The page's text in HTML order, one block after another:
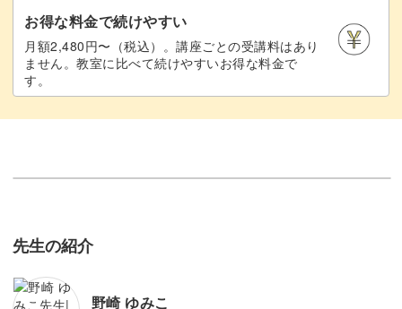
レッスン動画を参考に、一緒につくってみましょう。
スムージーは、ダイエット中の朝食にもぴったりです。
みませんか？
お得な料金で続けやすい
月額2,480円〜（税込）。講座ごとの受講料はあり
ません。教室に比べて続けやすいお得な料金で
す。
先生の紹介
野崎 ゆみこ